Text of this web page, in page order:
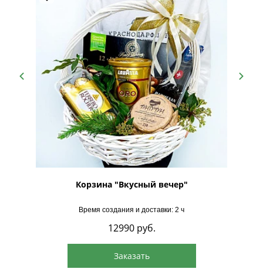
Корзина "Вкусный вечер"
Время создания и доставки: 2 ч
12990 руб.
Заказать